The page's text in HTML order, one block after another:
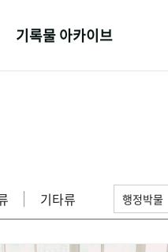
기록물 아카이브
영상 기록물
기타류